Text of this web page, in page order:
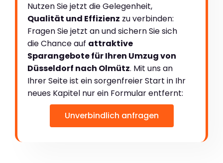
Nutzen Sie jetzt die Gelegenheit,
Qualität und Effizienz zu verbinden:
Fragen Sie jetzt an und sichern Sie sich
die Chance auf attraktive
Sparangebote für Ihren Umzug von
Düsseldorf nach Olmütz. Mit uns an
Ihrer Seite ist ein sorgenfreier Start in Ihr
neues Kapitel nur ein Formular entfernt:
Unverbindlich anfragen